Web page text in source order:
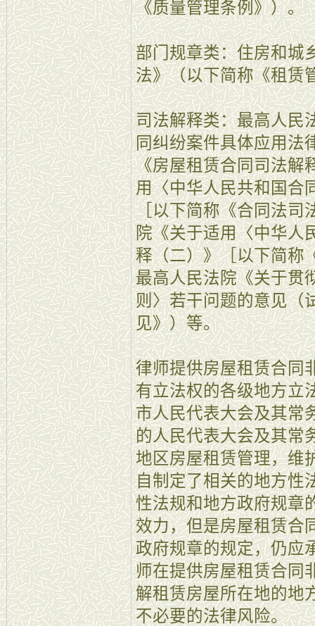
《质量管理条例》）。
部门规章类：住房和城
法》（以下简称《租赁
司法解释类：最高人民
同纠纷案件具体应用法
《房屋租赁合同司法解
用〈中华人民共和国合
［以下简称《合同法司
院《关于适用〈中华人
释（二）》［以下简称
最高人民法院《关于贯
则〉若干问题的意见（
见》）等。
律师提供房屋租赁合同
有立法权的各级地方立
市人民代表大会及其常
的人民代表大会及其常
地区房屋租赁管理，维
自制定了相关的地方性
性法规和地方政府规章
效力，但是房屋租赁合
政府规章的规定，仍应
师在提供房屋租赁合同
解租赁房屋所在地的地
不必要的法律风险。